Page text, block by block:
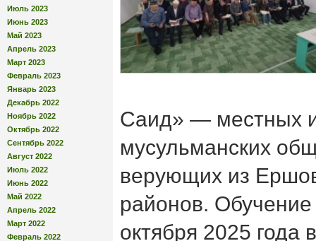
Июль 2023
Июнь 2023
Май 2023
Апрель 2023
Март 2023
Февраль 2023
Январь 2023
Декабрь 2022
Ноябрь 2022
Октябрь 2022
Сентябрь 2022
Август 2022
Июль 2022
Июнь 2022
Май 2022
Апрель 2022
Март 2022
Февраль 2022
Саид» — местных
мусульманских
верующих из
районов.
октября 2025 года